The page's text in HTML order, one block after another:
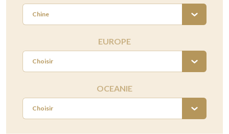
Chine
EUROPE
Choisir
OCEANIE
Choisir